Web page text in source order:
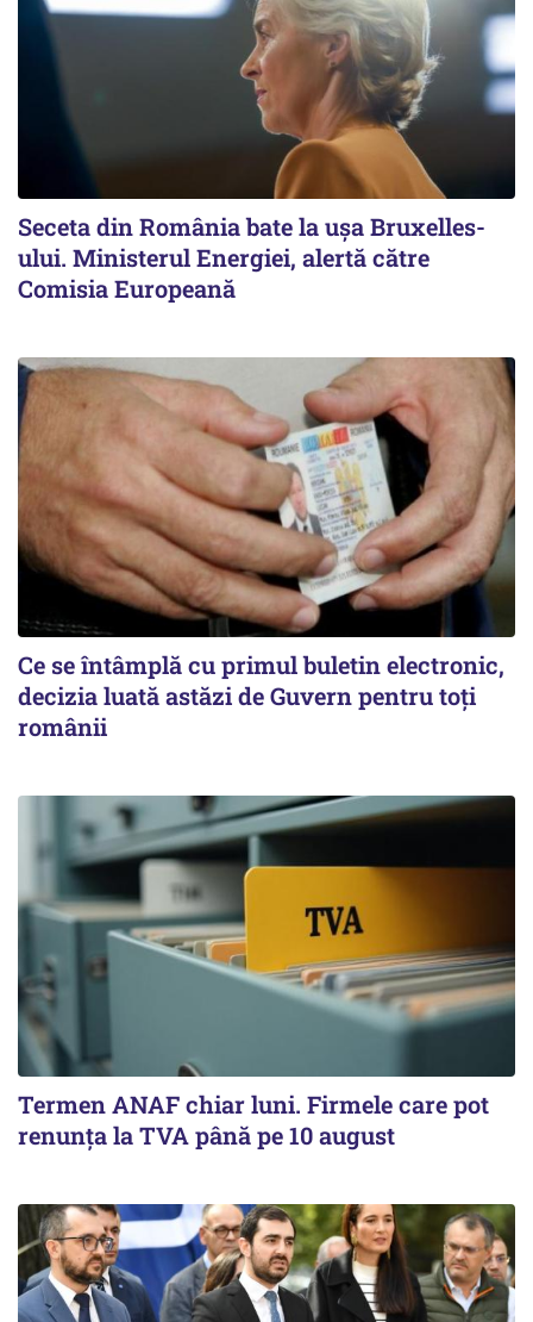
Seceta din România bate la ușa Bruxelles-
ului. Ministerul Energiei, alertă către
Comisia Europeană
Ce se întâmplă cu primul buletin electronic,
decizia luată astăzi de Guvern pentru toți
românii
Termen ANAF chiar luni. Firmele care pot
renunța la TVA până pe 10 august